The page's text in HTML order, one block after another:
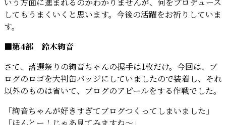
してもうまくいくと思います。今後の活躍をお祈りしていま
す。
■第4部 鈴木絢音
さて、落選祭りの絢音ちゃんの握手は1枚だけ。今回は、ブ
ログのロゴを大判缶バッジにしていましたので装着し、それ
以外のものは省いて、ブログのアピールをする作戦でした。
「絢音ちゃんが好きすぎてブログつくってしまいました」
「ほんとー！じゃあ見てみますね～」